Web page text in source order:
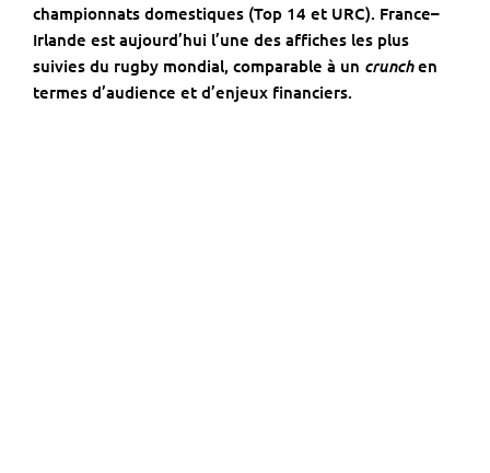
championnats domestiques (Top 14 et URC). France–
Irlande est aujourd’hui l’une des affiches les plus
suivies du rugby mondial, comparable à un crunchen
termes d’audience et d’enjeux financiers.